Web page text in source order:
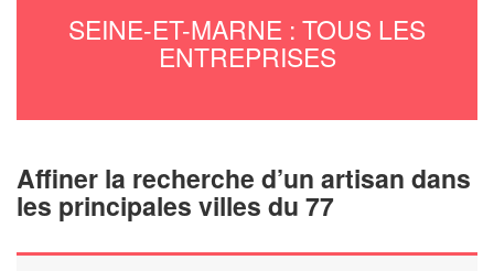
SEINE-ET-MARNE : TOUS LES
ENTREPRISES
Affiner la recherche d’un artisan dans
les principales villes du 77